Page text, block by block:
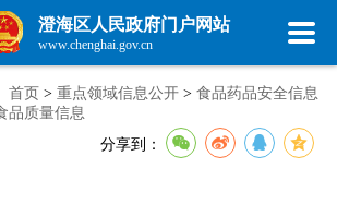
澄海区人民政府门户网站
www.chenghai.gov.cn
首页 > 重点领域信息公开 > 食品药品安全信息
品质量信息
分享到：